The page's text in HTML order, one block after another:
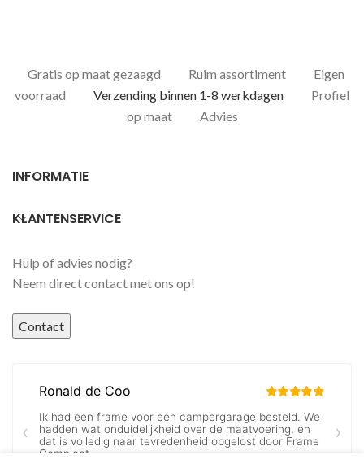
Gratis op maat gezaagd Ruim assortiment
Eigen
voorraad
Verzending binnen 1-8 werkdagen
Profiel
op maat
Advies
INFORMATIE
KLANTENSERVICE
Hulp of advies nodig?
Neem direct contact met ons op!
Contact